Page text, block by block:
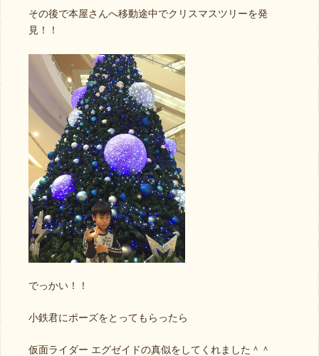
その後で本屋さんへ移動途中でクリスマスツリーを発
見！！
でっかい！！
小鉄君にポーズをとってもらったら
仮面ライダー エグゼイドの真似をしてくれました＾＾